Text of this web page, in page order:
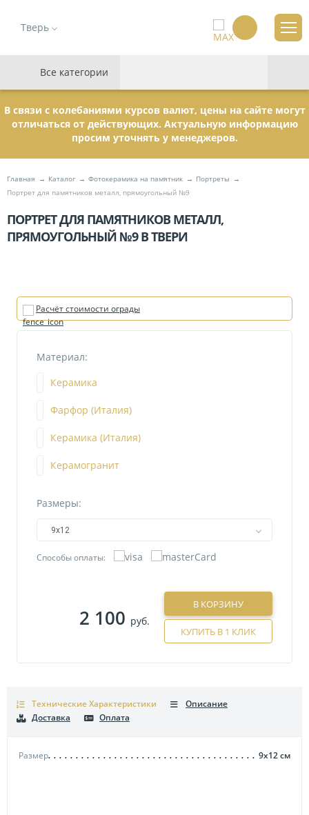
Тверь
Все категории
В связи с колебаниями курсов валют, цены на сайте могут
отличаться от действующих. Актуальную информацию
просим уточнять у менеджеров.
Главная Каталог Фотокерамика на памятник
Портреты
Портрет для памятников металл, прямоугольный №9
ПОРТРЕТ ДЛЯ ПАМЯТНИКОВ МЕТАЛЛ,
ПРЯМОУГОЛЬНЫЙ №9 В ТВЕРИ
Расчёт стоимости ограды
Материал:
Керамика
Фарфор (Италия)
Керамика (Италия)
Керамогранит
Размеры:
9х12
Способы оплаты:
2 100 руб.
В КОРЗИНУ
КУПИТЬ В 1 КЛИК
Технические Характеристики
Размер 9х12см
Описание
Доставка
Оплата